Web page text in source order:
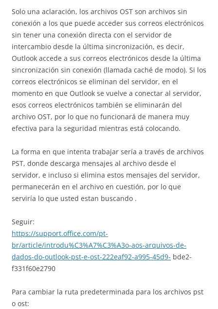
Solo una aclaración, los archivos OST son archivos sin
conexión a los que puede acceder sus correos electrónicos
sin tener una conexión directa con el servidor de
intercambio desde la última sincronización, es decir,
Outlook accede a sus correos electrónicos desde la última
sincronización sin conexión (llamada caché de modo). Si los
correos electrónicos se eliminan del servidor, en el
momento en que Outlook se vuelve a conectar al servidor,
esos correos electrónicos también se eliminarán del
archivo OST, por lo que no funcionará de manera muy
efectiva para la seguridad mientras está colocando.
La forma en que intenta trabajar sería a través de archivos
PST, donde descarga mensajes al archivo desde el
servidor, e incluso si elimina estos mensajes del servidor,
permanecerán en el archivo en cuestión, por lo que
serviría lo que usted estan buscando .
Seguir:
https://support.office.com/pt-
br/article/introdu%C3%A7%C3%A3o-aos-arquivos-de-
dados-do-outlook-pst-e-ost-222eaf92-a995-45d9- bde2-
f331f60e2790
Para cambiar la ruta predeterminada para los archivos pst
o ost: